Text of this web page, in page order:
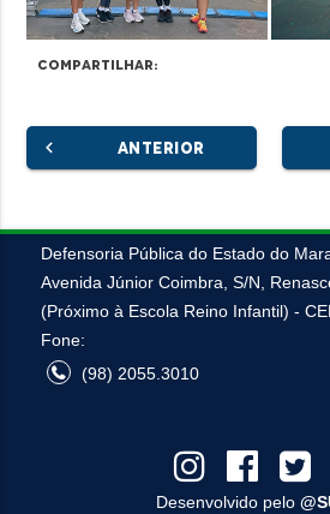
Compartilhar:
chevron_left ANTERIOR
Defensoria Pública do Estado do
Avenida Júnior Coimbra, S/N,
(Próximo à Escola Reino Infantil) -
Fone:
(98) 2055.3010
Desenvolvido pelo